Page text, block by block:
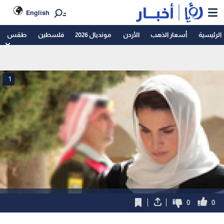
English
الرئيسية أسعار الذهب الأردن مونديال 2026 فلسطين طقس
1
0
0